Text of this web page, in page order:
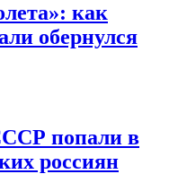
как
обернулся
попали в
россиян